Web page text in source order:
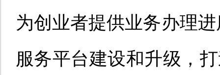
为创业者提供业务办理
服务平台建设和升级，